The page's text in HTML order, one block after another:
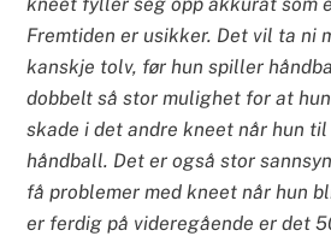
Fremtiden er usikker. Det vil ta ni
kanskje tolv, før hun spiller
dobbelt så stor mulighet for at
skade i det andre kneet når hun
håndball. Det er også stor
få problemer med kneet når hun
er ferdig på videregående er det